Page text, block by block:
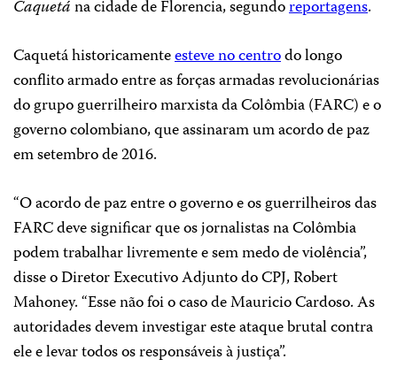
Caquetána cidade de Florencia, segundoreportagens.
Caquetá historicamenteesteve no centrodo longo
conflito armado entre as forças armadas revolucionárias
do grupo guerrilheiro marxista da Colômbia (FARC) e o
governo colombiano, que assinaram um acordo de paz
em setembro de 2016.
“O acordo de paz entre o governo e os guerrilheiros das
FARC deve significar que os jornalistas na Colômbia
podem trabalhar livremente e sem medo de violência”,
disse o Diretor Executivo Adjunto do CPJ, Robert
Mahoney. “Esse não foi o caso de Mauricio Cardoso. As
autoridades devem investigar este ataque brutal contra
ele e levar todos os responsáveis à justiça”.